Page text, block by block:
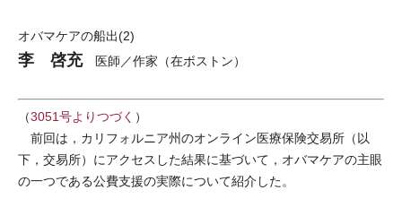
オバマケアの船出(2)
李 啓充医師／作家（在ボストン）
（3051号よりつづく ）
前回は，カリフォルニア州のオンライン医療保険交易所（以
下，交易所）にアクセスした結果に基づいて，オバマケアの主眼
の一つである公費支援の実際について紹介した。